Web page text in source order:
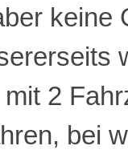
keine
2
bei